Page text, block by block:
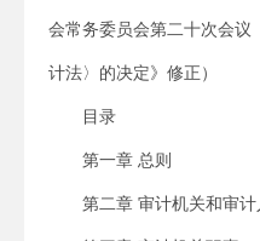
会常务委员会第二十次会议
计法〉的决定》修正）
目录
第一章 总则
第二章 审计机关和审计